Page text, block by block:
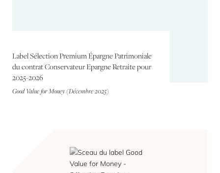
Label Sélection Premium Épargne Patrimoniale
du contrat Conservateur Epargne Retraite pour
2025-2026
Good Value for Money (Décembre 2025)